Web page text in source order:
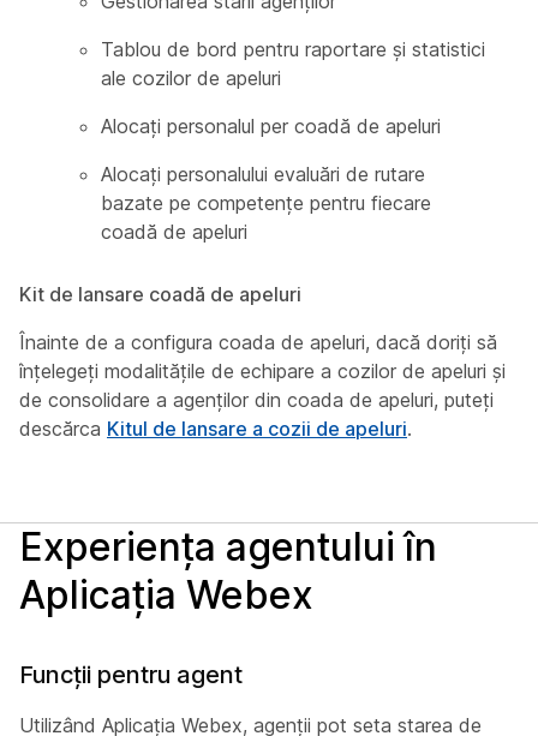
Tablou de bord pentru raportare și statistici
ale cozilor de apeluri
Alocați personalul per coadă de apeluri
Alocați personalului evaluări de rutare
bazate pe competențe pentru fiecare
coadă de apeluri
Kit de lansare coadă de apeluri
Înainte de a configura coada de apeluri, dacă doriți să
înțelegeți modalitățile de echipare a cozilor de apeluri și
de consolidare a agenților din coada de apeluri, puteți
descărca Kitul de lansare a cozii de apeluri.
Experiența agentului în
Aplicația Webex
Funcții pentru agent
Utilizând Aplicația Webex, agenții pot seta starea de